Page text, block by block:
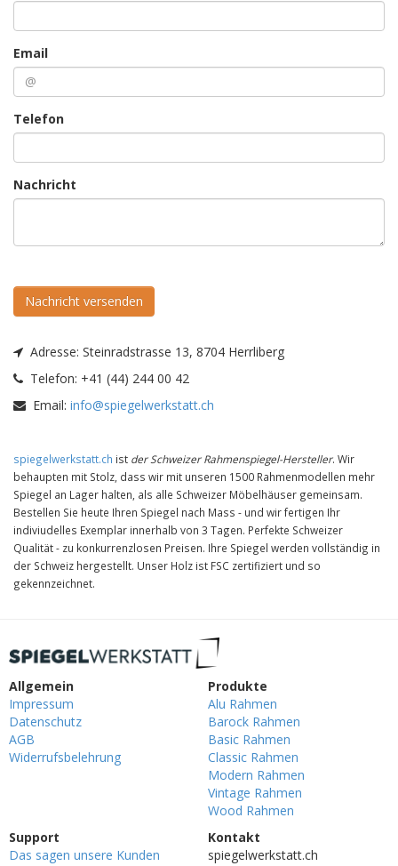
Email
Telefon
Nachricht
Nachricht versenden
Adresse: Steinradstrasse 13, 8704 Herrliberg
Telefon: +41 (44) 244 00 42
Email: info@spiegelwerkstatt.ch
spiegelwerkstatt.ch ist der Schweizer Rahmenspiegel-Hersteller. Wir
behaupten mit Stolz, dass wir mit unseren 1500 Rahmenmodellen mehr
Spiegel an Lager halten, als alle Schweizer Möbelhäuser gemeinsam.
Bestellen Sie heute Ihren Spiegel nach Mass - und wir fertigen Ihr
indiviudelles Exemplar innerhalb von 3 Tagen. Perfekte Schweizer
Qualität - zu konkurrenzlosen Preisen. Ihre Spiegel werden vollständig in
der Schweiz hergestellt. Unser Holz ist FSC zertifiziert und so
gekennzeichnet.
Allgemein
Impressum
Datenschutz
AGB
Widerrufsbelehrung
Produkte
Alu Rahmen
Barock Rahmen
Basic Rahmen
Classic Rahmen
Modern Rahmen
Vintage Rahmen
Wood Rahmen
Support
Das sagen unsere Kunden
Kontakt
spiegelwerkstatt.ch